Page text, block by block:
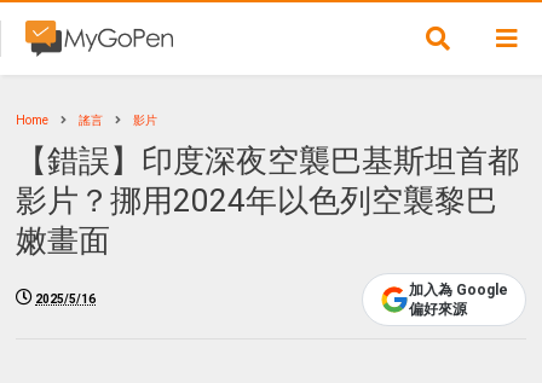
Home 謠言 影片
【錯誤】印度深夜空襲巴基斯坦首都
影片？挪用2024年以色列空襲黎巴
嫩畫面
2025/5/16
加入為 Google
偏好來源